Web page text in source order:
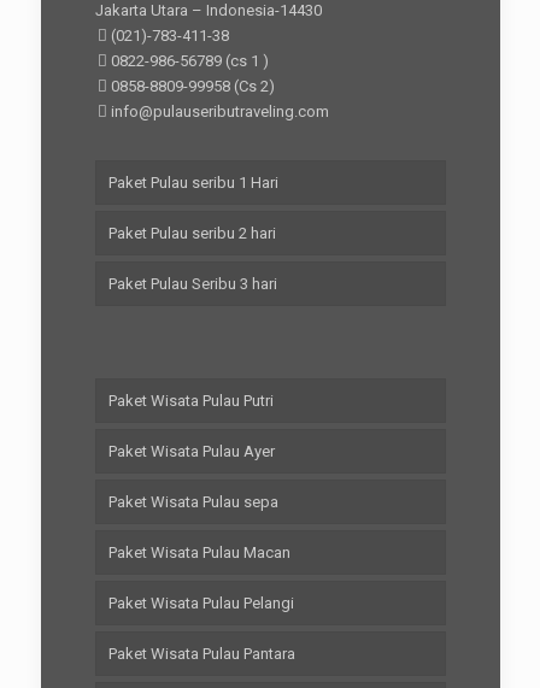
Jakarta Utara – Indonesia-14430
(021)-783-411-38
0822-986-56789(cs 1 )
0858-8809-99958(Cs 2)
info@pulauseributraveling.com
Paket Pulau seribu 1 Hari
Paket Pulau seribu 2 hari
Paket Pulau Seribu 3 hari
Paket Wisata Pulau Putri
Paket Wisata Pulau Ayer
Paket Wisata Pulau sepa
Paket Wisata Pulau Macan
Paket Wisata Pulau Pelangi
Paket Wisata Pulau Pantara